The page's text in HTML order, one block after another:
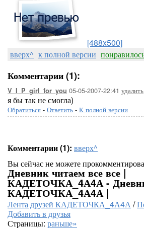
[488x500]
вверх^ к полной версии
Комментарии (1):
V_I_P_girl_for_you 05-05-2007-22:41 удалить
я бы так не смогла)
Обратиться - Ответить - К полной версии
Комментарии (1): вверх^
Вы сейчас не можете
Дневник читаем все все |
КАДЕТОЧКА_4А4А -
КАДЕТОЧКА_4А4А |
Лента друзей КАДЕТОЧКА_4А4А/
Добавить в друзья
Страницы: раньше»